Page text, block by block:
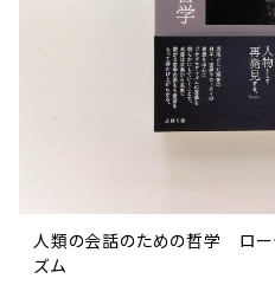
人類の会話のための哲学 ロー
ズム